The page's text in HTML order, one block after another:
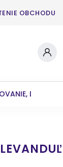
OBCHODU